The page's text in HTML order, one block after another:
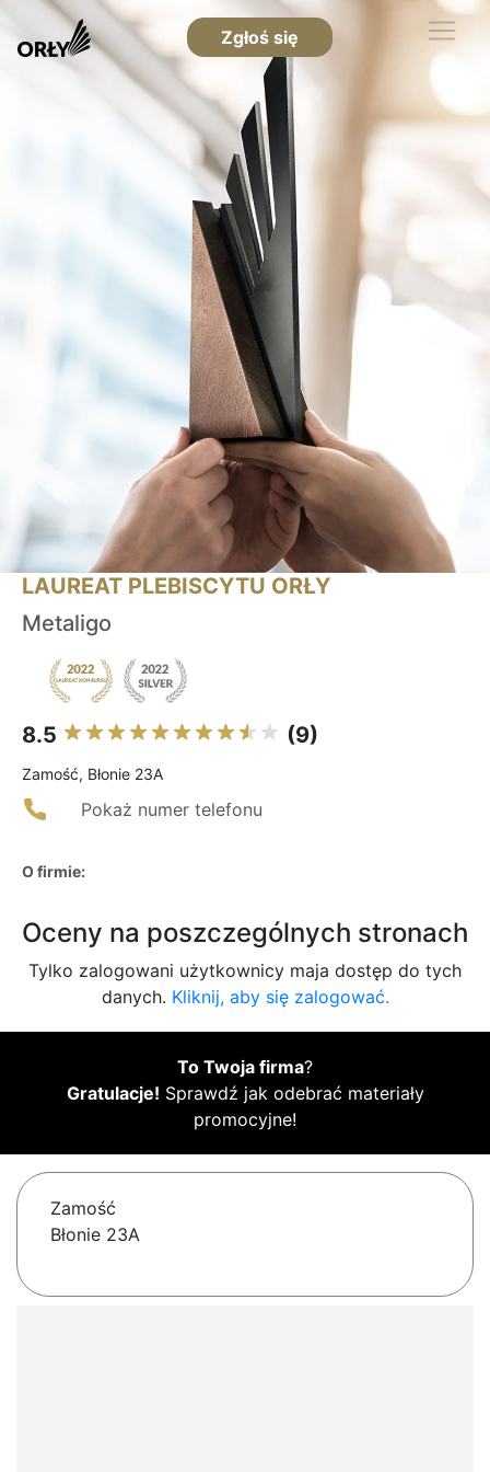
Zgłoś się
LAUREAT PLEBISCYTU ORŁY
Metaligo
8.5 (9)
Zamość, Błonie 23A
Pokaż numer telefonu
O firmie:
Oceny na poszczególnych stronach
Tylko zalogowani użytkownicy maja dostęp do tych
danych. Kliknij, aby się zalogować.
To Twoja firma?
Gratulacje! Sprawdź jak odebrać materiały
promocyjne!
Zamość
Błonie 23A